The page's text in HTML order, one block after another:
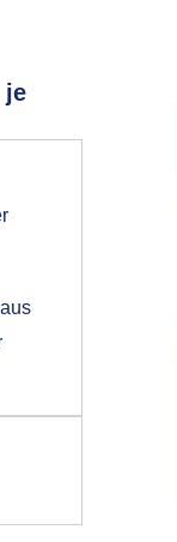
je
Zoeken in foto
uit